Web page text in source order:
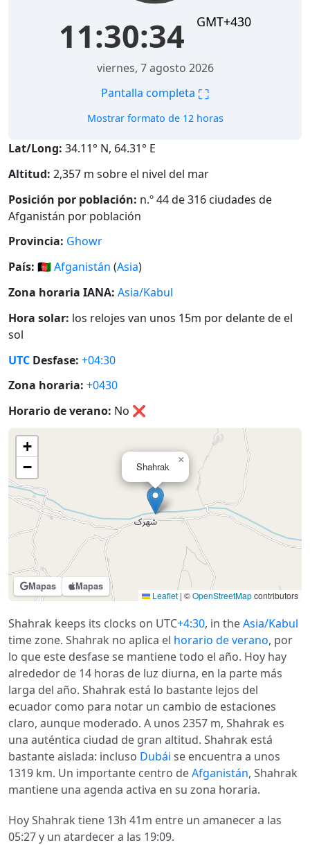
11:30:35 GMT+430
viernes, 7 agosto 2026
Pantalla completa ⛶
Mostrar formato de 12 horas
Lat/Long: 34.11° N, 64.31° E
Altitud: 2,357 m sobre el nivel del mar
Posición por población: n.º 44 de 316 ciudades de
Afganistán por población
Provincia: Ghowr
País: 🇦🇫Afganistán (Asia)
Zona horaria IANA: Asia/Kabul
Hora solar: los relojes van unos 15m por delante de el
sol
UTC Desfase: +04:30
Zona horaria: +0430
Horario de verano: No ❌
Mapas Mapas
Shahrak
×
+
−
Leaflet | ©OpenStreetMapcontributors
Shahrak keeps its clocks on UTC+4:30, in theAsia/Kabul
time zone. Shahrak no aplica el horario de verano, por
lo que este desfase se mantiene todo el año. Hoy hay
alrededor de 14 horas de luz diurna, en la parte más
larga del año. Shahrak está lo bastante lejos del
ecuador como para notar un cambio de estaciones
claro, aunque moderado. A unos 2357 m, Shahrak es
una auténtica ciudad de gran altitud. Shahrak está
bastante aislada: incluso Dubái se encuentra a unos
1319 km. Un importante centro deAfganistán, Shahrak
mantiene una agenda activa en su zona horaria.
Hoy Shahrak tiene 13h 41m entre un amanecer a las
05:27 y un atardecer a las 19:09.